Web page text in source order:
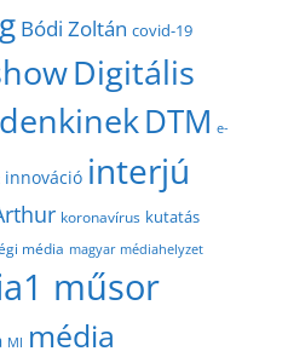
Bódi Zoltán covid-19
Digitális
DTM e-
innováció interjú
koronavírus kutatás
média magyar médiahelyzet
műsor
MI média